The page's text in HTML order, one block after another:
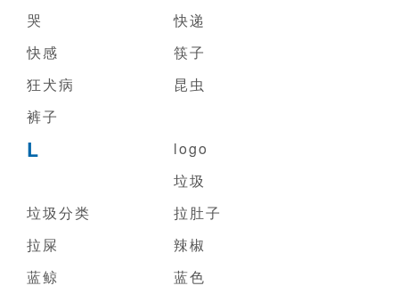
哭
快递
快感
筷子
狂犬病
昆虫
裤子
L
logo
垃圾
垃圾分类
拉肚子
拉屎
辣椒
蓝鲸
蓝色